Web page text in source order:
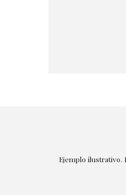
Ejemplo ilustrativo.